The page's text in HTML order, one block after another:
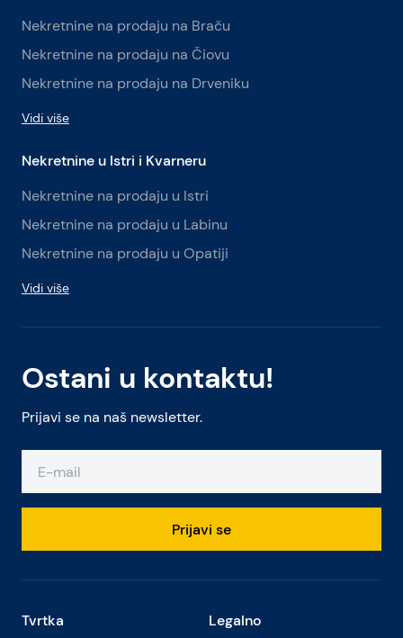
Ostani u kontaktu!
Prijavi se na naš newsletter.
Prijavi se
Nekretnine na prodaju na Braču
Nekretnine na prodaju na Čiovu
Nekretnine na prodaju na Drveniku
Vidi više
Nekretnine u Istri i Kvarneru
Nekretnine na prodaju u Istri
Nekretnine na prodaju u Labinu
Nekretnine na prodaju u Opatiji
Vidi više
Tvrtka Legalno